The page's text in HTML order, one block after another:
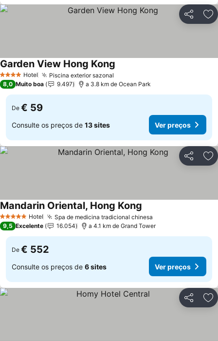
Partilhar
4 EstrelasHotel Piscina exterior sazonal
Garden View Hong Kong
8,0 Muito boa 9.497 a 3.8 km de Ocean Park
De € 59
Consulte os preços de 13 sites Ver preços
Partilhar
5 Estrelas Hotel Spa de medicina tradicional chinesa
Mandarin Oriental, Hong Kong
9,5 Excelente 16.054 a 4.1 km de Grand Tower
De € 552
Consulte os preços de 6 sites Ver preços
Partilhar